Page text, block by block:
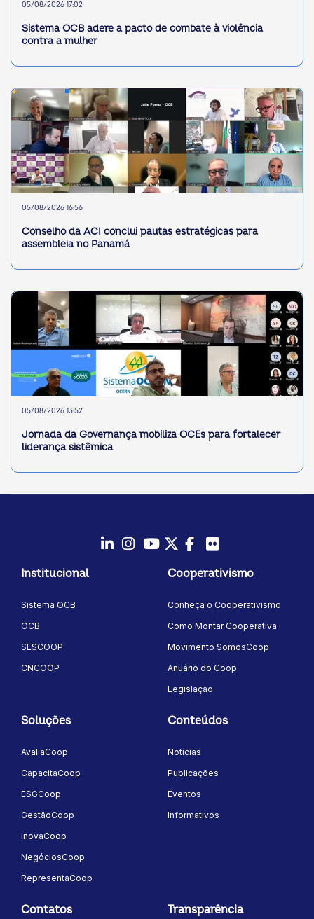
05/08/2026 17:02
Sistema OCB adere a pacto de combate à violência
contra a mulher
05/08/2026 16:56
Conselho da ACI conclui pautas estratégicas para
assembleia no Panamá
05/08/2026 13:52
Jornada da Governança mobiliza OCEs para fortalecer
liderança sistêmica
Institucional
Sistema OCB
OCB
SESCOOP
CNCOOP
Cooperativismo
Conheça o Cooperativismo
Como Montar Cooperativa
Movimento SomosCoop
Anuário do Coop
Legislação
Soluções
AvaliaCoop
CapacitaCoop
ESGCoop
GestãoCoop
InovaCoop
NegóciosCoop
RepresentaCoop
Conteúdos
Notícias
Publicações
Eventos
Informativos
Contatos Transparência